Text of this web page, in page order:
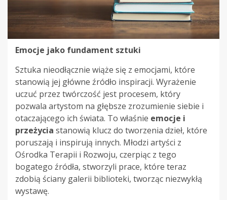
Emocje jako fundament sztuki
Sztuka nieodłącznie wiąże się z emocjami, które
stanowią jej główne źródło inspiracji. Wyrażenie
uczuć przez twórczość jest procesem, który
pozwala artystom na głębsze zrozumienie siebie i
otaczającego ich świata. To właśnie emocje i
przeżycia stanowią klucz do tworzenia dzieł, które
poruszają i inspirują innych. Młodzi artyści z
Ośrodka Terapii i Rozwoju, czerpiąc z tego
bogatego źródła, stworzyli prace, które teraz
zdobią ściany galerii biblioteki, tworząc niezwykłą
wystawę.